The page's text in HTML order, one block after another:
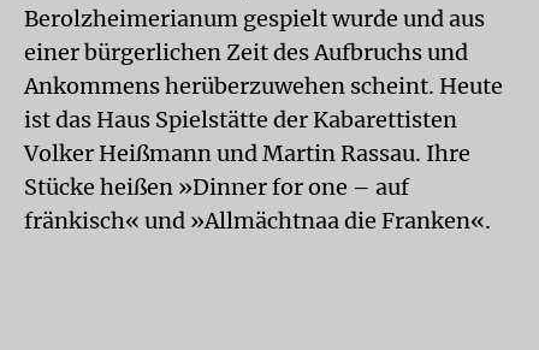
Berolzheimerianum gespielt wurde und aus
einer bürgerlichen Zeit des Aufbruchs und
Ankommens herüberzuwehen scheint. Heute
ist das Haus Spielstätte der Kabarettisten
Volker Heißmann und Martin Rassau. Ihre
Stücke heißen »Dinner for one – auf
fränkisch« und »Allmächtnaa die Franken«.